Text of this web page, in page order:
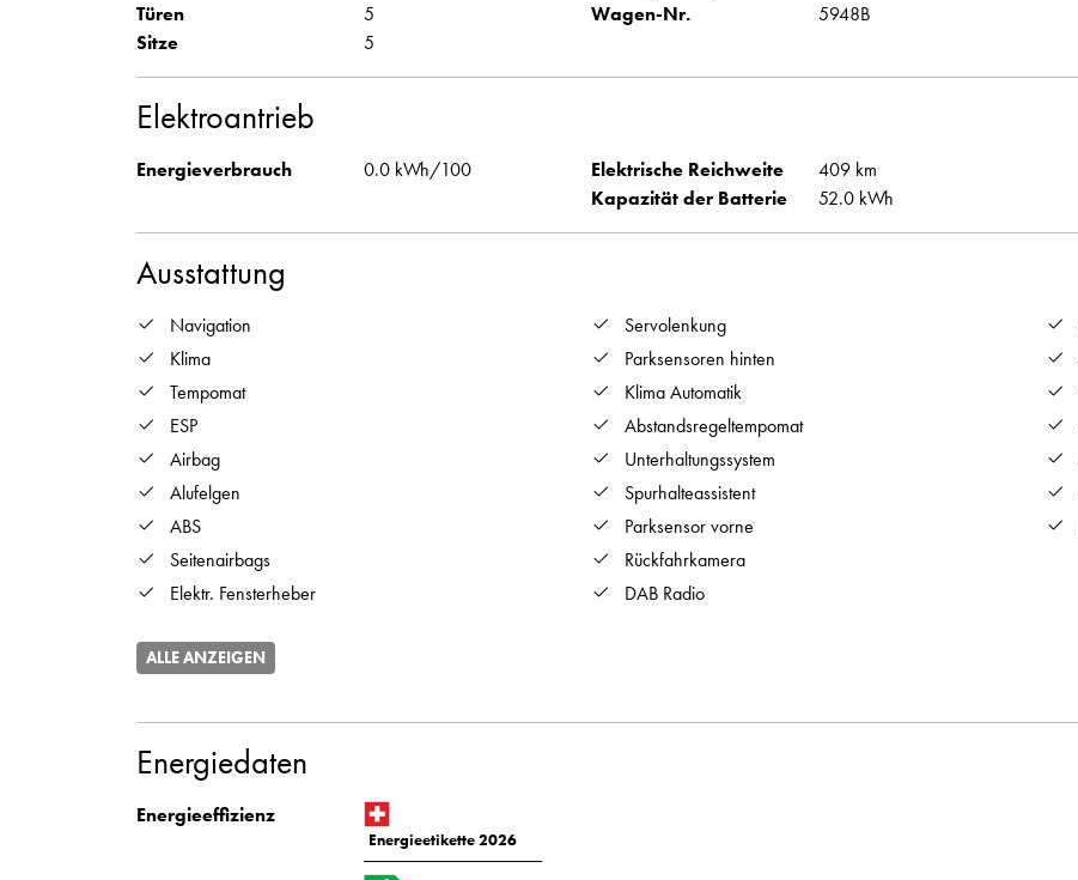
Türen
5
Sitze
5
Wagen-Nr.
5948B
Elektroantrieb
Energieverbrauch 0.0 kWh/100 Elektrische Reichweite
409 km
Kapazität der Batterie
52.0 kWh
Ausstattung
Navigation
Klima
Tempomat
ESP
Airbag
Alufelgen
ABS
Seitenairbags
Elektr. Fensterheber
Servolenkung
Parksensoren hinten
Klima Automatik
Abstandsregeltempomat
Unterhaltungssystem
Spurhalteassistent
Parksensor vorne
Rückfahrkamera
DAB Radio
ALLE ANZEIGEN
Energiedaten
Energieeffizienz
Energieetikette 2026